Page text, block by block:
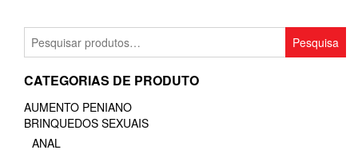
Pesquisar
por:
Pesquisa
CATEGORIAS DE PRODUTO
AUMENTO PENIANO
BRINQUEDOS SEXUAIS
ANAL